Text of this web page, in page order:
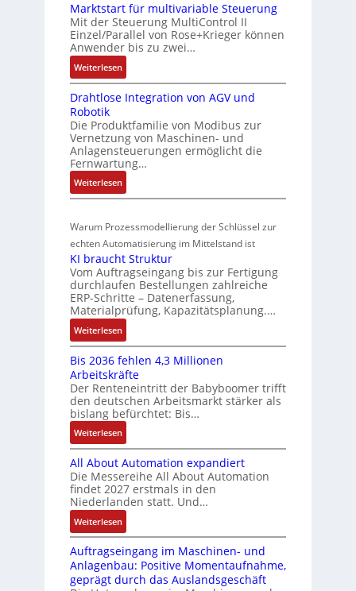
u
s
t
n
d
ü
b
w
c
h
u
n
g
e
r
t
o
s
t
i
s
e
s
s
u
n
g
n
d
Z
u
s
a
n
d
s
b
e
r
w
n
s
o
r
-
I
n
e
g
r
t
o
i
n
F
a
n
u
c
C
N
C
-
S
y
s
t
e
m
e
C
6
2
4
4
3
-
e
r
t
f
r
u
n
g
b
e
s
t
ä
t
i
g
t
R
e
i
f
e
g
r
a
d
Marktstart für multivariable Steuerung
Mit der Steuerung MultiControl II
Einzel/Parallel von Rose+Krieger können
Anwender bis zu zwei…
Weiterlesen:
M
a
k
t
s
t
a
r
f
ü
r
m
u
l
a
i
a
l
e
S
t
e
u
e
r
u
n
Drahtlose Integration von AGV und
Robotik
Die Produktfamilie von Modibus zur
Vernetzung von Maschinen- und
Anlagensteuerungen ermöglicht die
Fernwartung…
Weiterlesen:
D
a
h
t
l
o
s
e
I
n
t
e
g
r
a
t
i
o
n
v
o
n
A
G
Warum Prozessmodellierung der Schlüssel zur
echten Automatisierung im Mittelstand ist
KI braucht Struktur
Vom Auftragseingang bis zur Fertigung
durchlaufen Bestellungen zahlreiche
ERP-Schritte – Datenerfassung,
Materialprüfung, Kapazitätsplanung.…
Weiterlesen:
K
I
b
r
a
u
c
h
t
S
t
r
u
k
t
u
r
Bis 2036 fehlen 4,3 Millionen
Arbeitskräfte
Der Renteneintritt der Babyboomer trifft
den deutschen Arbeitsmarkt stärker als
bislang befürchtet: Bis…
Weiterlesen:
B
i
s
2
0
3
6
f
e
h
All About Automation expandiert
Die Messereihe All About Automation
findet 2027 erstmals in den
Niederlanden statt. Und…
Weiterlesen:
A
l
l
A
Auftragseingang im Maschinen- und
Anlagenbau: Positive Momentaufnahme,
geprägt durch das Auslandsgeschäft